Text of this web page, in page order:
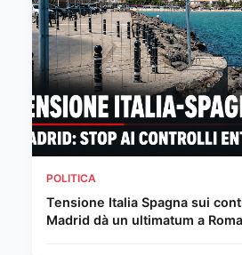
POLITICA
Tensione Italia Spagna sui
Madrid dà un ultimatum a Roma